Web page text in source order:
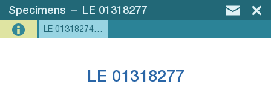
Specimens – LE 01318277
LE 01318274, LE 01318277, LE 01318276, LE 01318275
LE 01318277